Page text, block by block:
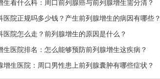
生看什么科：周口前列腺癌与前列腺增生需分清？
医院正规吗多少钱？产生前列腺增生的病因有哪些？
医院怎么走？前列腺增生的原因是什么？
生医院排名：怎么能够预防前列腺增生这疾病？
增生医院：周口男性患上前列腺囊肿有哪些症状？